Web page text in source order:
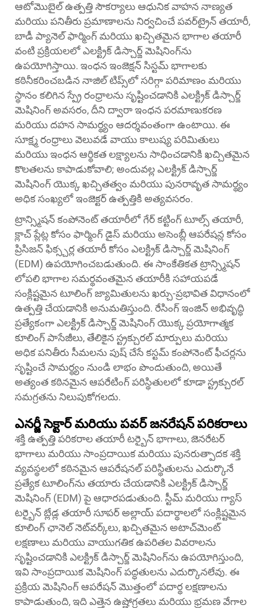
ఆటోమొబైల్ ఉత్పత్తి సౌకర్యాలు ఆధునిక వాహన నాణ్యత
మరియు పనితీరు ప్రమాణాలను నిర్వచించే పవర్‌ట్రైన్ తయారీ,
బాడీ ప్యానెల్ ఫార్మింగ్ మరియు ఖచ్చితమైన భాగాల తయారీ
వంటి ప్రక్రియలలో ఎలక్ట్రిక్ డిస్చార్జ్ మెషినింగ్‌ను
ఉపయోగిస్తాయి. ఇంధన ఇంజెక్షన్ సిస్టమ్ భాగాలకు
కఠినీకరించబడిన నాజిల్ టిప్స్‌లో సరిగ్గా పరిమాణం మరియు
స్థానం కలిగిన స్ప్రే రంధ్రాలను సృష్టించడానికి ఎలక్ట్రిక్ డిస్చార్జ్
మెషినింగ్ అవసరం, దీని ద్వారా ఇంధన పరమాణుకరణ
మరియు దహన సామర్థ్యం ఆదర్శవంతంగా ఉంటాయి. ఈ
సూక్ష్మ రంధ్రాలు వెలువడే వాయు కాలుష్య పరిమితులు
మరియు ఇంధన ఆర్థికత లక్ష్యాలను సాధించడానికి ఖచ్చితమైన
కొలతలను కాపాడుకోవాలి; అందువల్ల ఎలక్ట్రిక్ డిస్చార్జ్
మెషినింగ్ యొక్క ఖచ్చితత్వం మరియు పునరావృత సామర్థ్యం
అధిక సంఖ్యలో ఇంజెక్టర్ ఉత్పత్తికి అత్యవసరం.
ట్రాన్స్మిషన్ కంపోనెంట్ తయారీలో గేర్ కట్టింగ్ టూల్స్ తయారీ,
క్లాచ్ ప్లేట్ల కోసం ఫార్మింగ్ డైస్ మరియు అసెంబ్లీ ఆపరేషన్ల కోసం
ప్రిసిజన్ ఫిక్స్చర్ల తయారీ కోసం ఎలక్ట్రిక్ డిస్చార్జ్ మెషినింగ్
(EDM) ఉపయోగించబడుతుంది. ఈ సాంకేతికత ట్రాన్స్మిషన్
లోపలి భాగాల సమర్థవంతమైన తయారీకి సహాయపడే
సంక్లిష్టమైన టూలింగ్ జ్యామితులను ఖర్చు-ప్రభావిత విధానంలో
ఉత్పత్తి చేయడానికి అనుమతిస్తుంది. రేసింగ్ ఇంజిన్ అభివృద్ధి
ప్రత్యేకంగా ఎలక్ట్రిక్ డిస్చార్జ్ మెషినింగ్ యొక్క ప్రయోగాత్మక
కూలింగ్ పాసేజీలు, తేలికైన స్ట్రక్చురల్ మార్పులు మరియు
అధిక పనితీరు సీమలను పుష్ చేసే కస్టమ్ కంపోనెంట్ ఫీచర్లను
సృష్టించే సామర్థ్యం నుండి లాభం పొందుతుంది, అయితే
అత్యంత కఠినమైన ఆపరేటింగ్ పరిస్థితులలో కూడా స్ట్రక్చురల్
సమగ్రతను నిలుపుకోగలదు.
ఎనర్జీ సెక్టార్ మరియు పవర్ జనరేషన్ పరికరాలు
శక్తి ఉత్పత్తి పరికరాల తయారీ టర్బైన్ భాగాలు, జెనరేటర్
భాగాలు మరియు సాంప్రదాయిక మరియు పునరుత్పాదక శక్తి
వ్యవస్థలలో కఠినమైన ఆపరేషనల్ పరిస్థితులను ఎదుర్కొనే
ప్రత్యేక టూలింగ్‌ను తయారు చేయడానికి ఎలక్ట్రిక్ డిస్చార్జ్
మెషినింగ్ (EDM) పై ఆధారపడుతుంది. స్టీమ్ మరియు గ్యాస్
టర్బైన్ బ్లేడ్ల తయారీ సూపర్ అల్లాయ్ పదార్థాలలో సంక్లిష్టమైన
కూలింగ్ ఛానెల్ నెట్‌వర్క్‌లు, ఖచ్చితమైన అటాచ్‌మెంట్
లక్షణాలు మరియు వాయుగతిక ఉపరితల వివరాలను
సృష్టించడానికి ఎలక్ట్రిక్ డిస్చార్జ్ మెషినింగ్‌ను ఉపయోగిస్తుంది,
ఇవి సాంప్రదాయిక మెషినింగ్ పద్ధతులను ఎదుర్కొనలేవు. ఈ
ప్రక్రియ మెషినింగ్ ఆపరేషన్ మొత్తంలో పదార్థ లక్షణాలను
కాపాడుతుంది, ఇది ఎత్తైన ఉష్ణోగ్రతలు మరియు భ్రమణ వేగాల